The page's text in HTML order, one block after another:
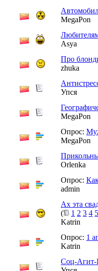
MegaPon
Asya
Про
zhuka
Упся
MegaPon
Опрос:
MegaPon
Orlenka
Опрос:
admin
Ах эта
(
1 2 3 4 5
Katrin
Опрос: 1
Katrin
Соц-Агит-